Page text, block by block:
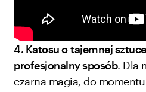
4. Katosu o tajemnej
profesjonalny sposób. Dla
czarna magia, do momentu